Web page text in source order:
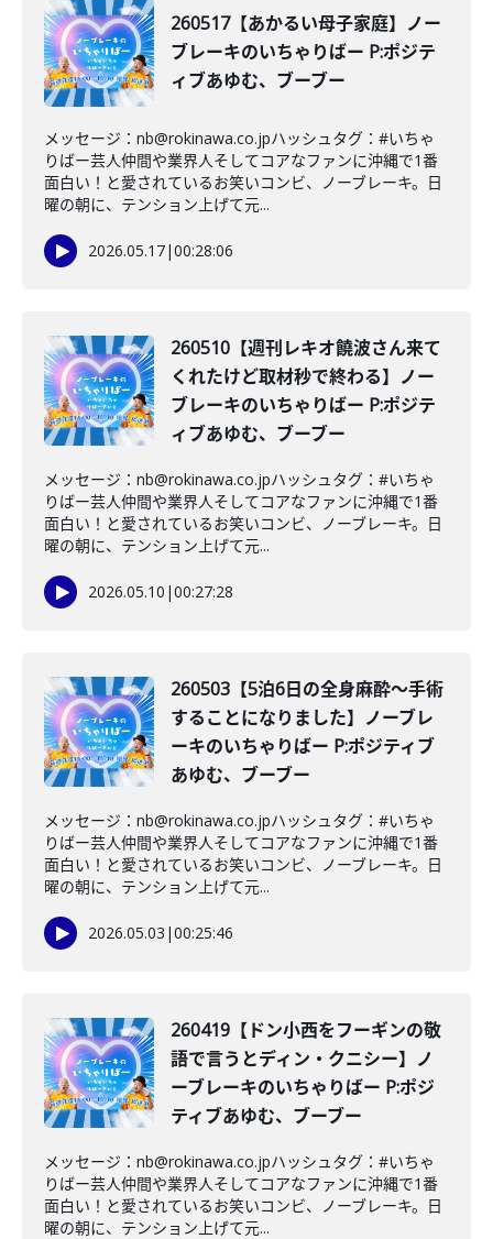
260517【あかるい母子家庭】ノー
ブレーキのいちゃりばー P:ポジテ
ィブあゆむ、ブーブー
メッセージ：nb@rokinawa.co.jpハッシュタグ：#いちゃ
りばー芸人仲間や業界人そしてコアなファンに沖縄で1番
面白い！と愛されているお笑いコンビ、ノーブレーキ。日
曜の朝に、テンション上げて元...
2026.05.17|00:28:06
260510【週刊レキオ饒波さん来て
くれたけど取材秒で終わる】ノー
ブレーキのいちゃりばー P:ポジテ
ィブあゆむ、ブーブー
メッセージ：nb@rokinawa.co.jpハッシュタグ：#いちゃ
りばー芸人仲間や業界人そしてコアなファンに沖縄で1番
面白い！と愛されているお笑いコンビ、ノーブレーキ。日
曜の朝に、テンション上げて元...
2026.05.10 |00:27:28
260503【5泊6日の全身麻酔〜手術
することになりました】ノーブレ
ーキのいちゃりばー P:ポジティブ
あゆむ、ブーブー
メッセージ：nb@rokinawa.co.jpハッシュタグ：#いちゃ
りばー芸人仲間や業界人そしてコアなファンに沖縄で1番
面白い！と愛されているお笑いコンビ、ノーブレーキ。日
曜の朝に、テンション上げて元...
2026.05.03 |00:25:46
260419【ドン小西をフーギンの敬
語で言うとディン・クニシー】ノ
ーブレーキのいちゃりばー P:ポジ
ティブあゆむ、ブーブー
メッセージ：nb@rokinawa.co.jpハッシュタグ：#いちゃ
りばー芸人仲間や業界人そしてコアなファンに沖縄で1番
面白い！と愛されているお笑いコンビ、ノーブレーキ。日
曜の朝に、テンション上げて元...